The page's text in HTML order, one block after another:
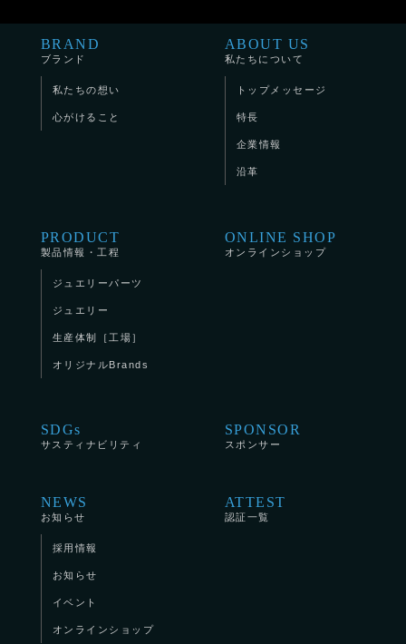
BRAND
ブランド
私たちの想い
心がけること
ABOUT US
私たちについて
トップメッセージ
特長
企業情報
沿革
PRODUCT
製品情報・工程
ジュエリーパーツ
ジュエリー
生産体制［工場］
オリジナルBrands
ONLINE SHOP
オンラインショップ
SDGs
サスティナビリティ
SPONSOR
スポンサー
NEWS
お知らせ
採用情報
お知らせ
イベント
オンラインショップ
ATTEST
認証一覧